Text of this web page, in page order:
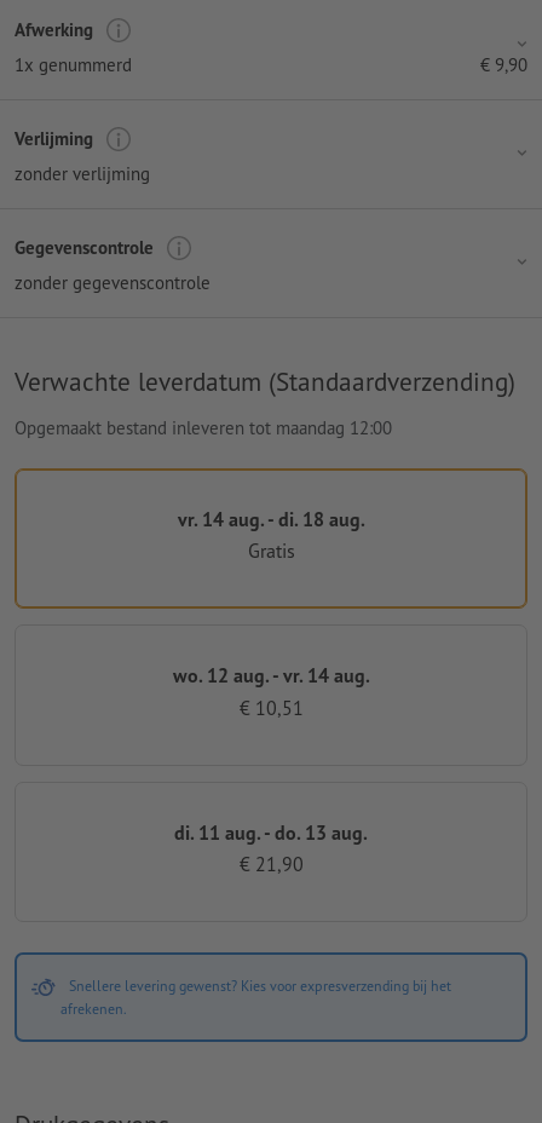
Afwerking
1x genummerd
€ 9,90
Verlijming
zonder verlijming
Gegevenscontrole
zonder gegevenscontrole
Verwachte leverdatum (Standaardverzending)
Opgemaakt bestand inleveren tot maandag 12:00
vr. 14 aug. - di. 18 aug.
Gratis
wo. 12 aug. - vr. 14 aug.
€ 10,51
di. 11 aug. - do. 13 aug.
€ 21,90
Snellere levering gewenst? Kies voor expresverzending bij het
afrekenen.